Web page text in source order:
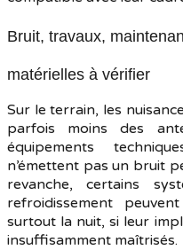
Bruit, travaux,
matérielles à vérifier
Sur le terrain, les
parfois moins des
équipements
n’émettent pas un bruit
revanche, certains
refroidissement
surtout la nuit, si leur
insuffisamment maîtrisés.